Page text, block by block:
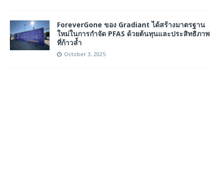
ForeverGone ของ Gradiant ได้สร้างมาตรฐาน
ใหม่ในการกำจัด PFAS ด้วยต้นทุนและประสิทธิภาพ
ที่ก้าวล้ำ
October 3, 2025